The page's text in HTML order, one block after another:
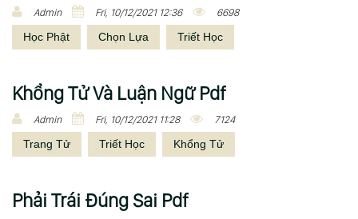
Admin Fri, 10/12/2021 12:36 6698
Học Phật Chọn Lựa Triết Học
Khổng Tử Và Luận Ngữ Pdf
Admin Fri, 10/12/2021 11:28 7124
Trang Tử Triết Học Khổng Tử
Phải Trái Đúng Sai Pdf